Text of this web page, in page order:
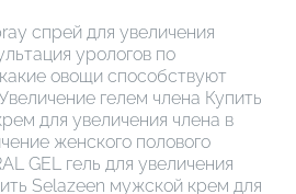
спрей для увеличения
урологов по
овощи способствуют
гелем члена Купить
для увеличения члена в
женского полового
GEL гель для увеличения
Selazeen мужской крем для